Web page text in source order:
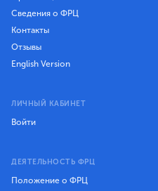
Сведения о ФРЦ
Контакты
Отзывы
English Version
ЛИЧНЫЙ КАБИНЕТ
Войти
ДЕЯТЕЛЬНОСТЬ ФРЦ
Положение о ФРЦ